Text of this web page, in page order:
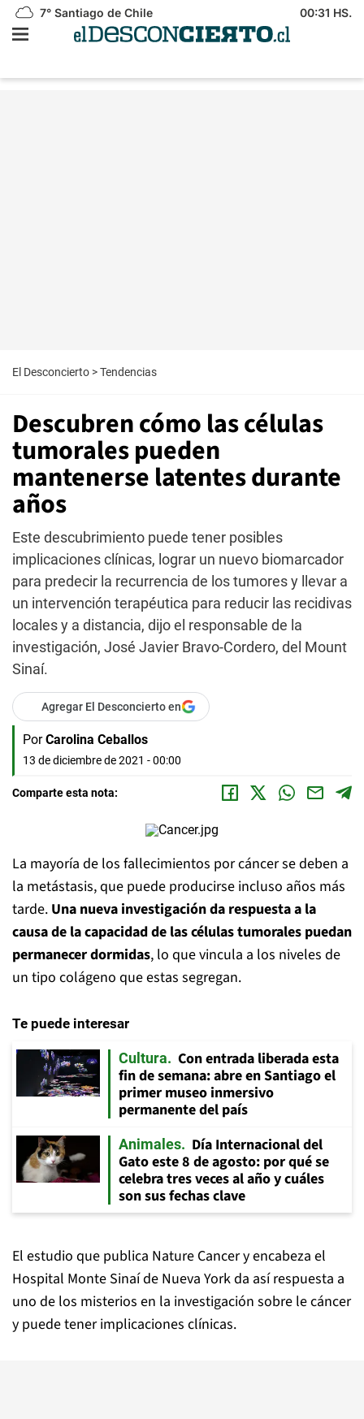
7° Santiago de Chile 00:31 HS.
El Desconcierto >Tendencias
Descubren cómo las células
tumorales pueden
mantenerse latentes durante
años
Este descubrimiento puede tener posibles
implicaciones clínicas, lograr un nuevo biomarcador
para predecir la recurrencia de los tumores y llevar a
un intervención terapéutica para reducir las recidivas
locales y a distancia, dijo el responsable de la
investigación, José Javier Bravo-Cordero, del Mount
Sinaí.
Agregar El Desconcierto en
Por Carolina Ceballos
13 de diciembre de 2021 - 00:00
Comparte esta nota:
La mayoría de los fallecimientos por cáncer se deben a
la metástasis, que puede producirse incluso años más
tarde. Una nueva investigación da respuesta a la
causa de la capacidad de las células tumorales puedan
permanecer dormidas, lo que vincula a los niveles de
un tipo colágeno que estas segregan.
Te puede interesar
Cultura
Con entrada liberada esta
fin de semana: abre en Santiago el
primer museo inmersivo
permanente del país
Animales
Día Internacional del
Gato este 8 de agosto: por qué se
celebra tres veces al año y cuáles
son sus fechas clave
El estudio que publica Nature Cancer y encabeza el
Hospital Monte Sinaí de Nueva York da así respuesta a
uno de los misterios en la investigación sobre le cáncer
y puede tener implicaciones clínicas.